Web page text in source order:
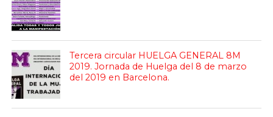
Tercera circular HUELGA GENERAL 8M
2019. Jornada de Huelga del 8 de marzo
del 2019 en Barcelona.